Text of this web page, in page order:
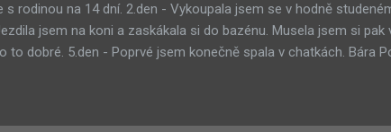
s rodinou na 14 dní. 2.den - Vykoupala jsem se v hodně
jsem na koni a zaskákala si do bazénu. Musela jsem si pak
to dobré. 5.den - Poprvé jsem konečně spala v chatkách. Bára